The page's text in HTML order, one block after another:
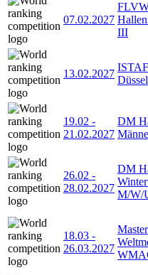
07.02.2027
III
13.02.2027
19.02 -
21.02.2027
DM
26.02 -
28.02.2027
DM
M/W/
18.03 -
26.03.2027